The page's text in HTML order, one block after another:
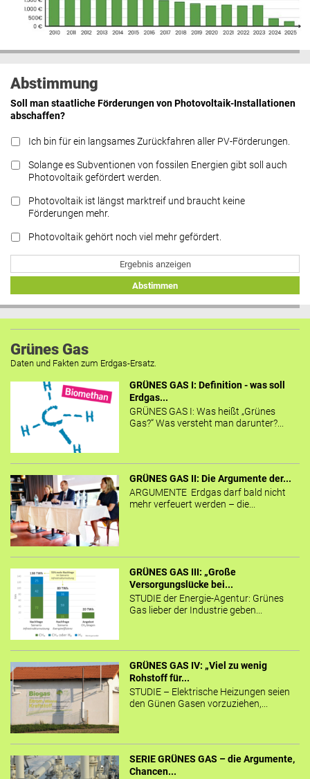
Abstimmung
Soll man staatliche Förderungen von Photovoltaik-Installationen
abschaffen?
Ich bin für ein langsames Zurückfahren aller PV-Förderungen.
Solange es Subventionen von fossilen Energien gibt soll auch
Photovoltaik gefördert werden.
Photovoltaik ist längst marktreif und braucht keine
Förderungen mehr.
Photovoltaik gehört noch viel mehr gefördert.
Ergebnis anzeigen
Abstimmen
Grünes Gas
Daten und Fakten zum Erdgas-Ersatz.
GRÜNES GAS I: Definition - was soll
Erdgas...
GRÜNES GAS I: Was heißt „Grünes
Gas?“ Was versteht man darunter?...
GRÜNES GAS II: Die Argumente der...
ARGUMENTE Erdgas darf bald nicht
mehr verfeuert werden – die...
GRÜNES GAS III: „Große
Versorgungslücke bei...
STUDIE der Energie-Agentur: Grünes
Gas lieber der Industrie geben...
GRÜNES GAS IV: „Viel zu wenig
Rohstoff für...
STUDIE – Elektrische Heizungen seien
den Günen Gasen vorzuziehen,...
SERIE GRÜNES GAS – die Argumente,
Chancen...